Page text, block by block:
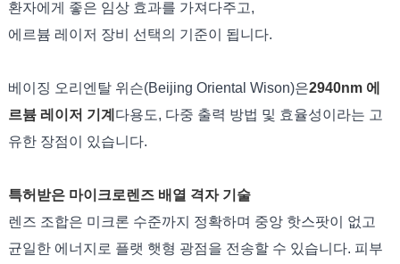
환자에게 좋은 임상 효과를 가져다주고,
에르븀 레이저 장비 선택의 기준이 됩니다.
베이징 오리엔탈 위슨(Beijing Oriental Wison)은2940nm 에
르븀 레이저 기계 다용도, 다중 출력 방법 및 효율성이라는 고
유한 장점이 있습니다.
특허받은 마이크로렌즈 배열 격자 기술
렌즈 조합은 미크론 수준까지 정확하며 중앙 핫스팟이 없고
균일한 에너지로 플랫 햇형 광점을 전송할 수 있습니다. 피부